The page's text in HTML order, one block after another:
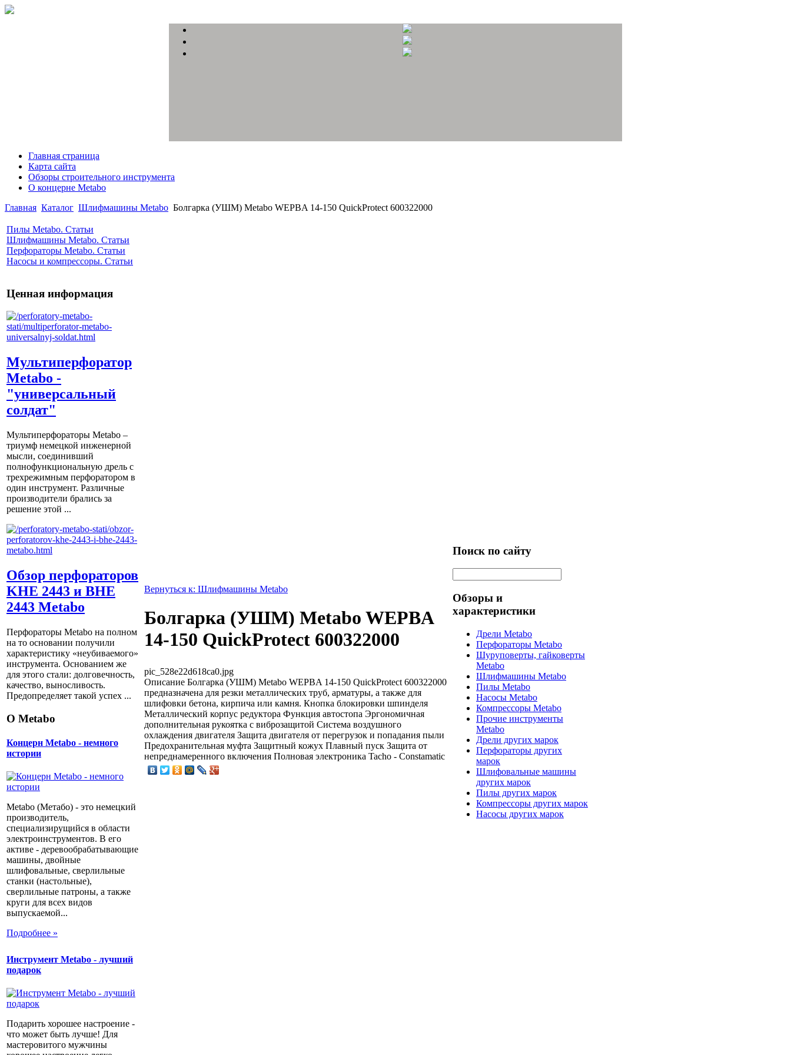
Главная страница
Карта сайта
Обзоры строительного инструмента
О концерне Metabo
Главная Каталог Шлифмашины Metabo Болгарка (УШМ) Metabo WEPBA 14-150 QuickProtect 600322000
Пилы Metabo. Статьи
Шлифмашины Metabo. Статьи
Перфораторы Metabo. Статьи
Насосы и компрессоры. Статьи
Ценная информация
Мультиперфоратор
Metabo -
"универсальный
солдат"
Мультиперфораторы Metabo –
триумф немецкой инженерной
мысли, соединивший
полнофункциональную дрель с
трехрежимным перфоратором в
один инструмент. Различные
производители брались за
решение этой ...
Обзор перфораторов
KHE 2443 и BHE
2443 Metabo
Перфораторы Metabo на полном
на то основании получили
характеристику «неубиваемого»
инструмента. Основанием же
для этого стали: долговечность,
качество, выносливость.
Предопределяет такой успех ...
О Metabo
Концерн Metabo - немного
истории
Metabo (Метабо) - это немецкий
производитель,
специализирущийся в области
электроинструментов. В его
активе - деревообрабатывающие
машины, двойные
шлифовальные, сверлильные
станки (настольные),
сверлильные патроны, а также
круги для всех видов
выпускаемой...
Подробнее »
Инструмент Metabo - лучший
подарок
Подарить хорошее настроение -
что может быть лучше! Для
мастеровитого мужчины
Вернуться к: Шлифмашины Metabo
Болгарка (УШМ) Metabo WEPBA
14-150 QuickProtect 600322000
pic_528e22d618ca0.jpg
Описание Болгарка (УШМ) Metabo WEPBA 14-150 QuickProtect 600322000
предназначена для резки металлических труб, арматуры, а также для
шлифовки бетона, кирпича или камня. Кнопка блокировки шпинделя
Металлический корпус редуктора Функция автостопа Эргономичная
дополнительная рукоятка с виброзащитой Система воздушного
охлаждения двигателя Защита двигателя от перегрузок и попадания пыли
Предохранительная муфта Защитный кожух Плавный пуск Защита от
непреднамеренного включения Полновая электроника Tacho - Constamatic
Поиск по сайту
Обзоры и
характеристики
Дрели Metabo
Перфораторы Metabo
Шуруповерты, гайковерты
Metabo
Шлифмашины Metabo
Пилы Metabo
Насосы Metabo
Компрессоры Metabo
Прочие инструменты
Metabo
Дрели других марок
Перфораторы других
марок
Шлифовальные машины
других марок
Пилы других марок
Компрессоры других марок
Насосы других марок